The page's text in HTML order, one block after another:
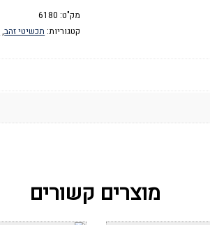
מק"ט: 6180
קטגוריות: תכשיטי זהב,
מוצרים קשורים